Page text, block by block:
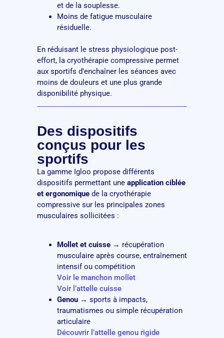
et de la souplesse.
Moins de fatigue musculaire
résiduelle.
En réduisant le stress physiologique post-
effort, la cryothérapie compressive permet
aux sportifs d’enchaîner les séances avec
moins de douleurs et une plus grande
disponibilité physique.
Des dispositifs
conçus pour les
sportifs
La gamme Igloo propose différents
dispositifs permettant une application ciblée
et ergonomique de la cryothérapie
compressive sur les principales zones
musculaires sollicitées :
Mollet et cuisse → récupération
musculaire après course, entraînement
intensif ou compétition
Voir le manchon mollet
Voir l’attelle cuisse
Genou → sports à impacts,
traumatismes ou simple récupération
articulaire
Découvrir l’attelle genou rigide